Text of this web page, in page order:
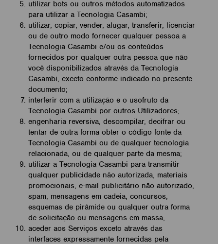
utilizar bots ou outros métodos automatizados
para utilizar a Tecnologia Casambi;
utilizar, copiar, vender, alugar, transferir, licenciar
ou de outro modo fornecer qualquer pessoa a
Tecnologia Casambi e/ou os conteúdos
fornecidos por qualquer outra pessoa que não
você disponibilizados através da Tecnologia
Casambi, exceto conforme indicado no presente
documento;
interferir com a utilização e o usofruto da
Tecnologia Casambi por outros Utilizadores;
engenharia reversiva, descompilar, decifrar ou
tentar de outra forma obter o código fonte da
Tecnologia Casambi ou de qualquer tecnologia
relacionada, ou de qualquer parte da mesma;
utilizar a Tecnologia Casambi para transmitir
qualquer publicidade não autorizada, materiais
promocionais, e-mail publicitário não autorizado,
spam, mensagens em cadeia, concursos,
esquemas de pirâmide ou qualquer outra forma
de solicitação ou mensagens em massa;
aceder aos Serviços exceto através das
interfaces expressamente fornecidas pela